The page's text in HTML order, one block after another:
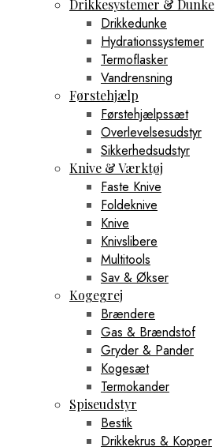
Drikkesystemer & Dunke
Drikkedunke
Hydrationssystemer
Termoflasker
Vandrensning
Førstehjælp
Førstehjælpssæt
Overlevelsesudstyr
Sikkerhedsudstyr
Knive & Værktøj
Faste Knive
Foldeknive
Knive
Knivslibere
Multitools
Sav & Økser
Kogegrej
Brændere
Gas & Brændstof
Gryder & Pander
Kogesæt
Termokander
Spiseudstyr
Bestik
Drikkekrus & Kopper